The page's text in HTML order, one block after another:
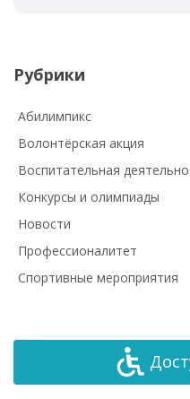
Рубрики
Абилимпикс
Волонтёрская акция
Воспитательная
Конкурсы и олимпиады
Новости
Профессионалитет
Спортивные мероприятия